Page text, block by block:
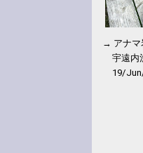
→ アナマ
宇遠内
19/